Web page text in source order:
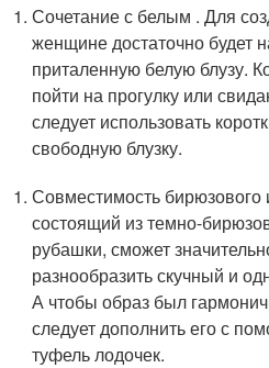
Сочетание с белым . Для
женщине достаточно будет
приталенную белую блузу.
пойти на прогулку или
следует использовать
свободную блузку.
Совместимость бирюзового
состоящий из темно-
рубашки, сможет
разнообразить скучный и
А чтобы образ был
следует дополнить его с
туфель лодочек.